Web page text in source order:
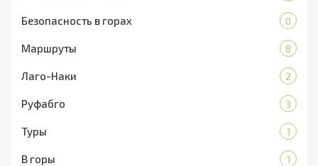
Безопасность в горах 0
Маршруты 8
Лаго-Наки 2
Руфабго 3
Туры 1
В горы 1